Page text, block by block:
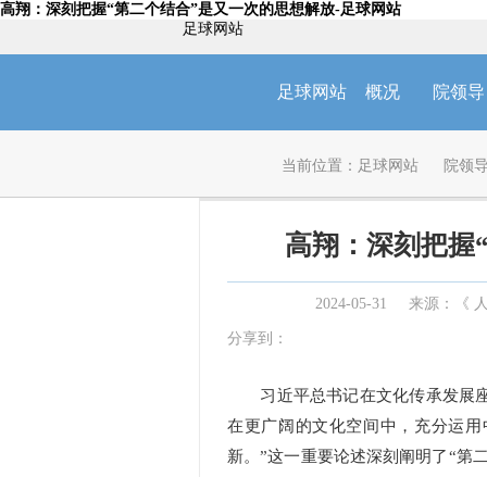
高翔：深刻把握“第二个结合”是又一次的思想解放-足球网站
足球网站
足球网站 概况 院领导
当前位置： 足球网站 院领
高翔：深刻把握
2024-05-31 来源：《
分享到：
习近平总书记在文化传承发展座
在更广阔的文化空间中，充分运
新。”这一重要论述深刻阐明了“第